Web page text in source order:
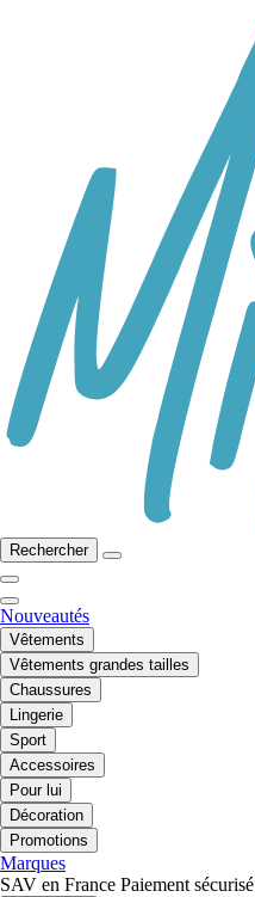
Rechercher
Nouveautés
Vêtements
Vêtements grandes tailles
Chaussures
Lingerie
Sport
Accessoires
Pour lui
Décoration
Promotions
Marques
SAV en France Paiement sécurisé